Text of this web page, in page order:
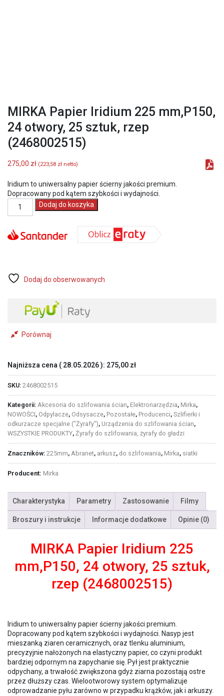
MIRKA Papier Iridium 225 mm,P150,
24 otwory, 25 sztuk, rzep
(2468002515)
275,00 zł (223,58 zł netto)
Iridium to uniwersalny papier ścierny jakości premium.
Dopracowany pod kątem szybkości i wydajności.
ilość
MIRKA
Iridium
225
25
(2468002515)
Dodaj do koszyka
Dodaj do obserwowanych
Porównaj
Najniższa cena ( 28.05.2026): 275,00 zł
SKU: 2468002515
Kategorii: Akcesoria do szlifowania ścian, Elektronarzędzia, Mirka,
NOWOŚCI, Odpylacze, Odsysacze, Pozostałe, Producenci, Szlifierki i
odkurzacze specjalne ("Żyrafy"), Urządzenia do szlifowania ścian,
WSZYSTKIE PRODUKTY, Żyrafy do szlifowania, żyrafy do gładzi
Znaczników: 225mm, Abranet, arkusz, do szlifowania, Mirka, siatki
Producent: Mirka
Charakterystyka Parametry Zastosowanie Filmy
Broszury i instrukcje Informacje dodatkowe Opinie (0)
MIRKA Papier Iridium 225
mm,P150, 24 otwory, 25 sztuk,
rzep (2468002515)
Iridium to uniwersalny papier ścierny jakości premium.
Dopracowany pod kątem szybkości i wydajności. Nasyp jest
mieszanką ziaren ceramicznych, oraz tlenku aluminium,
precyzyjnie nałożonych na elastyczny papier, co czyni produkt
bardziej odpornym na zapychanie się. Pył jest praktycznie
odpychany, a trwałość zwiększona gdyż ziarna pozostają ostre
przez dłuższy czas. Wielootworowy system optymalizuje
odprowadzanie pyłu zarówno w przypadku krążków, jak i arkuszy.